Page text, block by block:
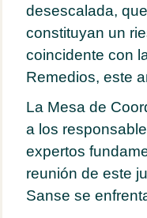
desescalada,
constituyan un
coincidente con
Remedios, este
La Mesa de
a los
expertos
reunión de este
Sanse se